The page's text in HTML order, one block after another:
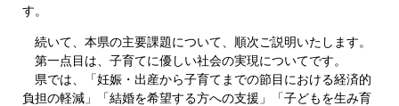
す。
続いて、本県の主要課題について、順次ご説明いたします。
第一点目は、子育てに優しい社会の実現についてです。
県では、「妊娠・出産から子育てまでの節目における経済的
負担の軽減」「結婚を希望する方への支援」「子どもを生み育